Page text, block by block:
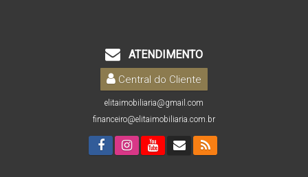
ATENDIMENTO
Central do Cliente
elitaimobiliaria@gmail.com
financeiro@elitaimobiliaria.com.br